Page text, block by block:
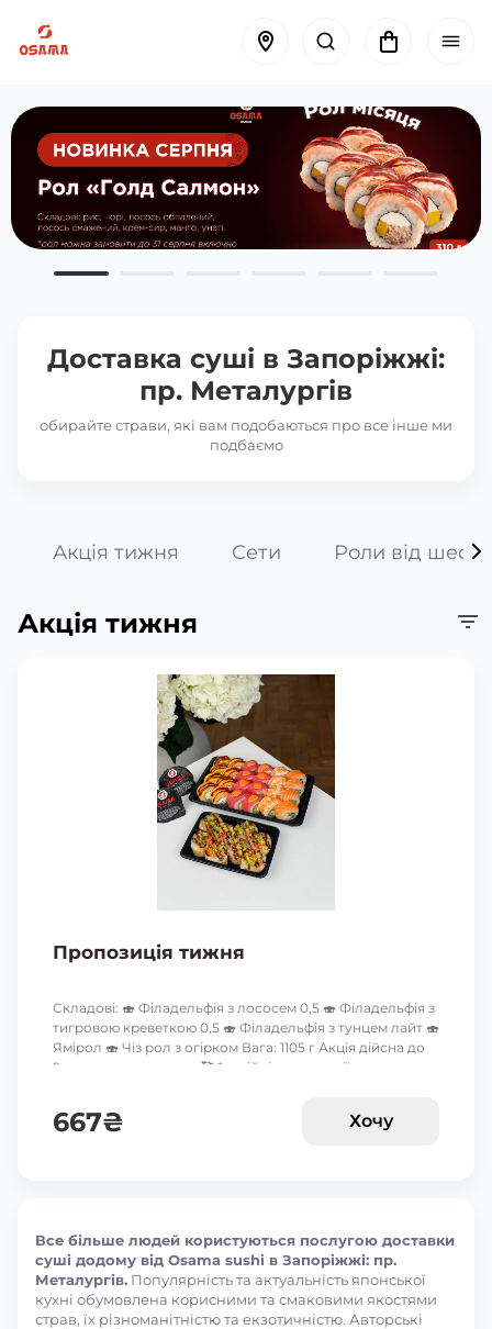
Доставка суші в Запоріжжі:
пр. Металургів
обирайте страви, які вам подобаються про все інше ми
подбаємо
Акція тижня Сети Роли від шефа
Акція тижня
Пропозиція тижня
Складові: 🍣 Філадельфія з лососем 0,5 🍣 Філадельфія з
тигровою креветкою 0,5 🍣 Філадельфія з тунцем лайт 🍣
Ямірол 🍣 Чіз рол з огірком Вага: 1105 г Акція дійсна до
9-го серпня включно 🥰 *акційні пропозиції та знижки
667₴ Хочу
Все більше людей користуються послугою доставки
суші додому від Osama sushi в Запоріжжі: пр.
Металургів. Популярність та актуальність японської
кухні обумовлена корисними та смаковими якостями
страв, їх різноманітністю та екзотичністю. Авторські